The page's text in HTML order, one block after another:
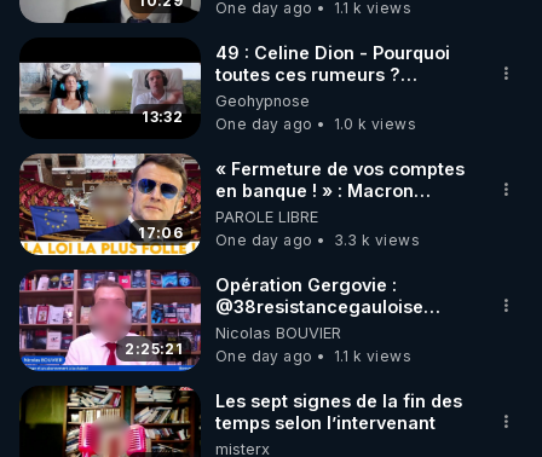
code : REGENERE10
▶ 30 jours gratuit sur l’application de méditation et
de bien-être ENVOL :
Rendez-vous sur https://www.envol.app/code
le code : REGENERE
One day ago
1.1 k views
13:32
49 : Celine Dion - Pourquoi
toutes ces rumeurs ?
Enquête sous hypnose
Geohypnose
One day ago
1.0 k views
17:06
« Fermeture de vos comptes
en banque ! » : Macron
impose une loi folle !
PAROLE LIBRE
One day ago
3.3 k views
2:25:21
Opération Gergovie :
‪@38resistancegauloise‬
‪@MarionSigautOfficiel‬
‪@gladysriifard5710‬ Laëtitia
Nicolas BOUVIER
One day ago
1.1 k views
Les sept signes de la fin des
temps selon l’intervenant
misterx